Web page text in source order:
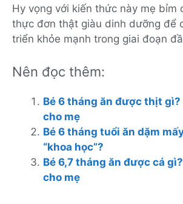
Hy vọng với kiến thức này mẹ bỉm
thực đơn thật giàu dinh dưỡng để
triển khỏe mạnh trong giai đoạn
Nên đọc thêm:
Bé 6 tháng ăn được thịt gì?
cho mẹ
Bé 6 tháng tuổi ăn dặm
“khoa học”?
Bé 6,7 tháng ăn được cá
cho mẹ